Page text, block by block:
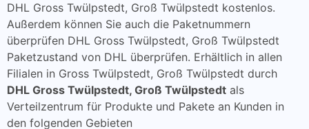
DHL Gross Twülpstedt, Groß Twülpstedt kostenlos.
Außerdem können Sie auch die Paketnummern
überprüfen DHL Gross Twülpstedt, Groß Twülpstedt
Paketzustand von DHL überprüfen. Erhältlich in allen
Filialen in Gross Twülpstedt, Groß Twülpstedt durch
DHL Gross Twülpstedt, Groß Twülpstedt als
Verteilzentrum für Produkte und Pakete an Kunden in
den folgenden Gebieten